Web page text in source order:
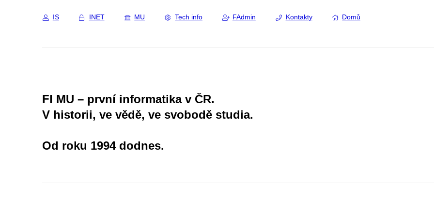
IS INET MU Tech info FAdmin Kontakty Domů
FI MU – první informatika v ČR.
V historii, ve vědě, ve svobodě studia.
Od roku 1994 dodnes.